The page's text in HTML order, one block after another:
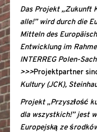
Das Projekt „Zukunft
alle!” wird durch die
Mitteln des
Entwicklung im
INTERREG Polen-
>>>Projektpartner
Kultury (JCK),
Projekt „Przyszłość
dla wszystkich!” jest
Europejską ze